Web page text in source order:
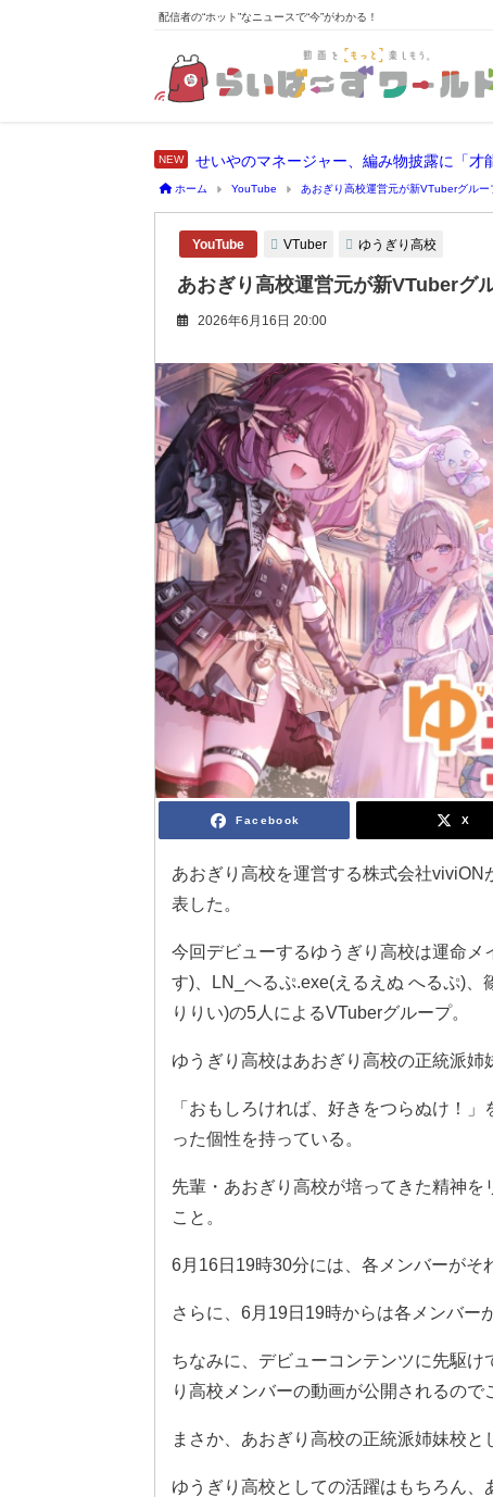
配信者の“ホット”なニュースで“今”がわかる！
せいやのマネージャー、編み物披露に「才
ホーム YouTube あおぎり高校運営元が新VTuberグル
YouTube VTuber ゆうぎり高校
あおぎり高校運営元が新VTuberグ
2026年6月16日 20:00
Facebook X
あおぎり高校を運営する株式会社
表した。
今回デビューするゆうぎり高校は運命メ
す)、LN_へるぷ.exe(えるえぬ へるぷ)、
りりい)の5人によるVTuberグループ。
ゆうぎり高校はあおぎり高校の正統派姉
「おもしろければ、好きをつらぬけ！
った個性を持っている。
先輩・あおぎり高校が培ってきた精神
こと。
6月16日19時30分には、各メンバーがそ
さらに、6月19日19時からは各メンバー
ちなみに、デビューコンテンツに先駆
り高校メンバーの動画が公開されるので
まさか、あおぎり高校の正統派姉妹校
ゆうぎり高校としての活躍はもちろん